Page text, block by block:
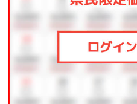
※おもてなしは、いかなる
ます。
■KIDS-お子様サービス-